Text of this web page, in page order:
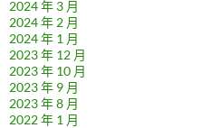
2024 年 3 月
2024 年 2 月
2024 年 1 月
2023 年 12 月
2023 年 10 月
2023 年 9 月
2023 年 8 月
2022 年 1 月